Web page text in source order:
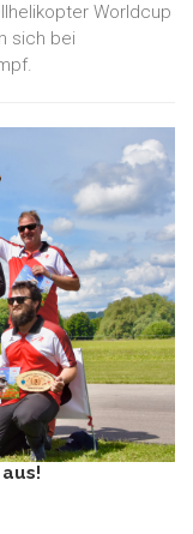
Worldcup
sich bei